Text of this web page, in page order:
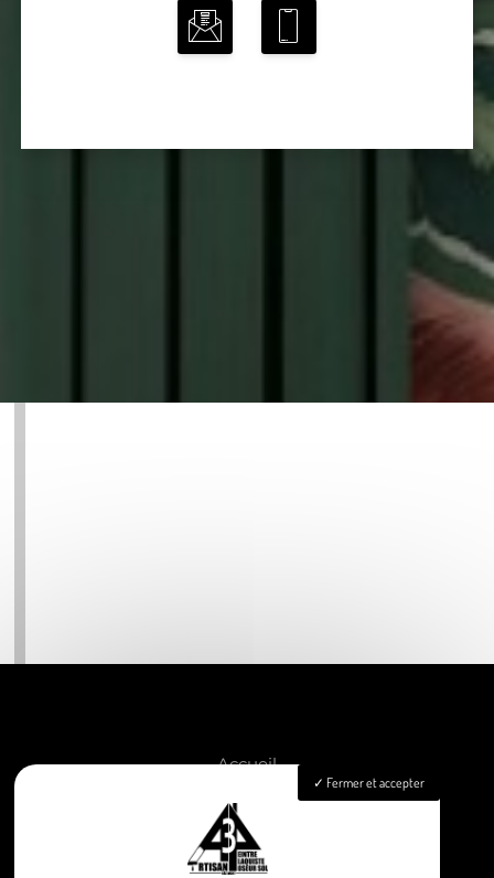
Accueil
Aménagement intérieur
Isolation
Pose de revêtements sols & murs
Fermer et accepter